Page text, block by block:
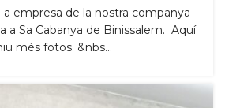
empresa de la nostra companya
a Sa Cabanya de Binissalem. Aquí
més fotos. &nbs...